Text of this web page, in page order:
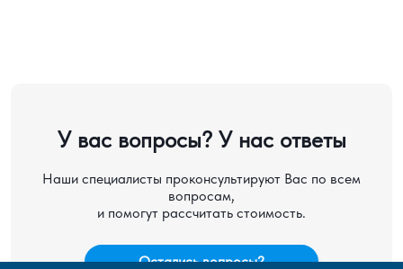
У вас вопросы? У нас ответы
Наши специалисты проконсультируют Вас по всем
вопросам,
и помогут рассчитать стоимость.
Остались вопросы?